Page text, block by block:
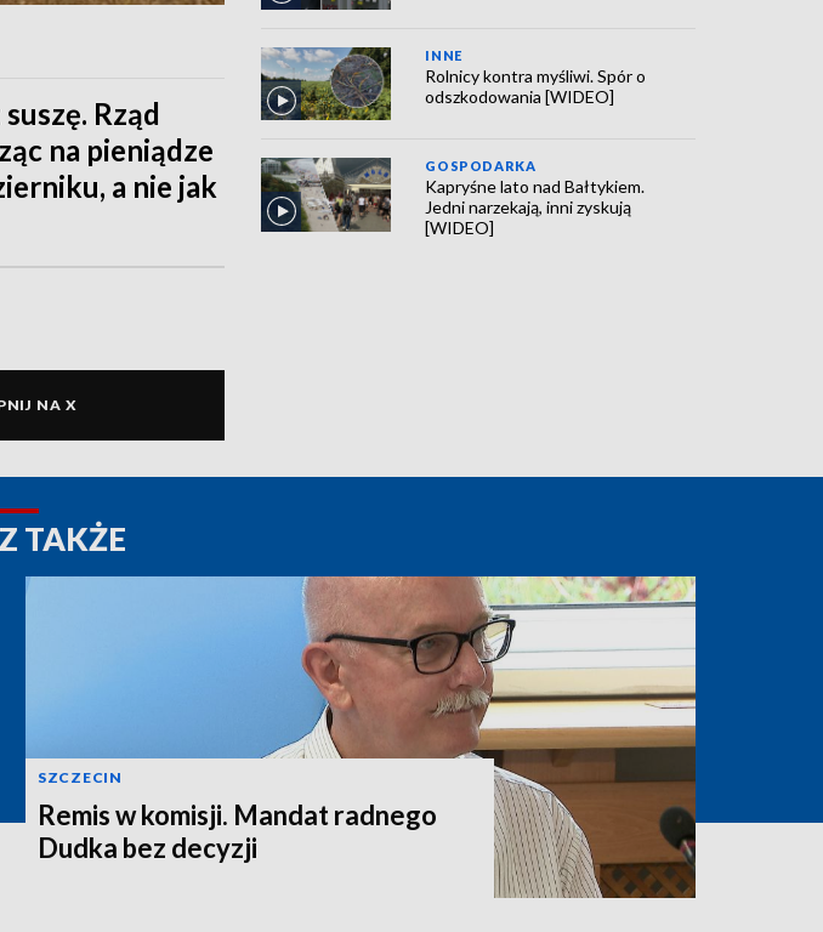
Rząd
na pieniądze
a nie jak
NA X
INNE
Rolnicy kontra myśliwi. Spór o
odszkodowania [WIDEO]
GOSPODARKA
Kapryśne lato nad Bałtykiem.
Jedni narzekają, inni zyskują
[WIDEO]
TAKŻE
SZCZECIN
Remis w komisji. Mandat radnego
Dudka bez decyzji